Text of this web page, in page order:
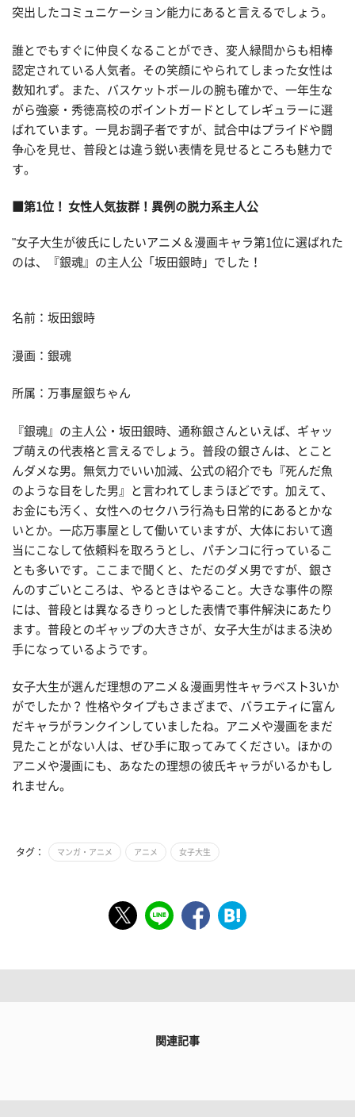
突出したコミュニケーション能力にあると言えるでしょう。
誰とでもすぐに仲良くなることができ、変人緑間からも相棒
認定されている人気者。その笑顔にやられてしまった女性は
数知れず。また、バスケットボールの腕も確かで、一年生な
がら強豪・秀徳高校のポイントガードとしてレギュラーに選
ばれています。一見お調子者ですが、試合中はプライドや闘
争心を見せ、普段とは違う鋭い表情を見せるところも魅力で
す。
■第1位！ 女性人気抜群！異例の脱力系主人公
"女子大生が彼氏にしたいアニメ＆漫画キャラ第1位に選ばれた
のは、『銀魂』の主人公「坂田銀時」でした！
名前：坂田銀時
漫画：銀魂
所属：万事屋銀ちゃん
『銀魂』の主人公・坂田銀時、通称銀さんといえば、ギャッ
プ萌えの代表格と言えるでしょう。普段の銀さんは、とこと
んダメな男。無気力でいい加減、公式の紹介でも『死んだ魚
のような目をした男』と言われてしまうほどです。加えて、
お金にも汚く、女性へのセクハラ行為も日常的にあるとかな
いとか。一応万事屋として働いていますが、大体において適
当にこなして依頼料を取ろうとし、パチンコに行っているこ
とも多いです。ここまで聞くと、ただのダメ男ですが、銀さ
んのすごいところは、やるときはやること。大きな事件の際
には、普段とは異なるきりっとした表情で事件解決にあたり
ます。普段とのギャップの大きさが、女子大生がはまる決め
手になっているようです。
女子大生が選んだ理想のアニメ＆漫画男性キャラベスト3いか
がでしたか？ 性格やタイプもさまざまで、バラエティに富ん
だキャラがランクインしていましたね。アニメや漫画をまだ
見たことがない人は、ぜひ手に取ってみてください。ほかの
アニメや漫画にも、あなたの理想の彼氏キャラがいるかもし
れません。
タグ： マンガ・アニメ アニメ 女子大生
関連記事